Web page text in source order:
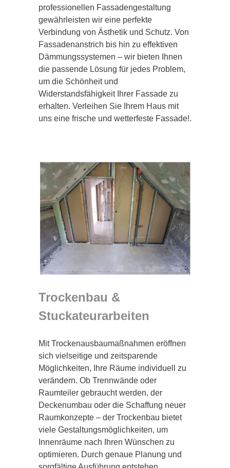
professionellen Fassadengestaltung
gewährleisten wir eine perfekte
Verbindung von Ästhetik und Schutz. Von
Fassadenanstrich bis hin zu effektiven
Dämmungssystemen – wir bieten Ihnen
die passende Lösung für jedes Problem,
um die Schönheit und
Widerstandsfähigkeit Ihrer Fassade zu
erhalten. Verleihen Sie Ihrem Haus mit
uns eine frische und wetterfeste Fassade!.
Trockenbau &
Stuckateurarbeiten
Mit Trockenausbaumaßnahmen eröffnen
sich vielseitige und zeitsparende
Möglichkeiten, Ihre Räume individuell zu
verändern. Ob Trennwände oder
Raumteiler gebraucht werden, der
Deckenumbau oder die Schaffung neuer
Raumkonzepte – der Trockenbau bietet
viele Gestaltungsmöglichkeiten, um
Innenräume nach Ihren Wünschen zu
optimieren. Durch genaue Planung und